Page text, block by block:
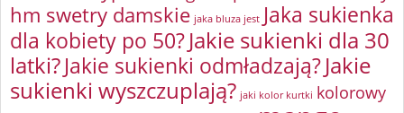
hm swetry damskie jaka bluza jest Jaka sukienka
dla kobiety po 50?Jakie sukienki dla 30
latki?Jakie sukienki odmładzają?Jakie
sukienki wyszczuplają? jaki kolor kurtki kolorowy